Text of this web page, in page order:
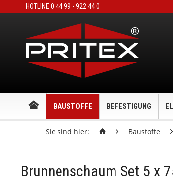
HOTLINE 0 44 99 - 922 44 0
BAUSTOFFE BEFESTIGUNG
Sie sind hier: Baustoffe
Brunnenschaum Set 5 x